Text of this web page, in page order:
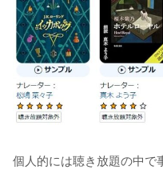
個人的には聴き放題の中で